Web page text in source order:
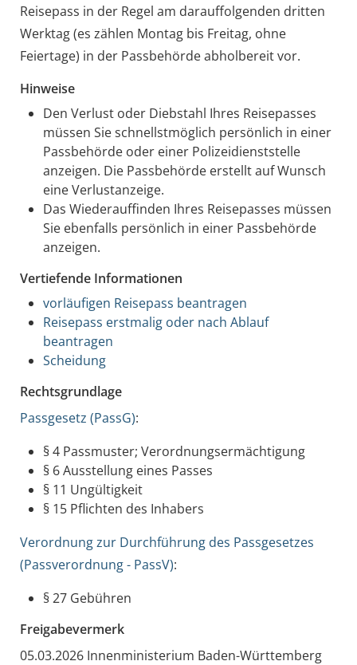
Reisepass in der Regel am darauffolgenden dritten
Werktag (es zählen Montag bis Freitag, ohne
Feiertage) in der Passbehörde abholbereit vor.
Hinweise
Den Verlust oder Diebstahl Ihres Reisepasses
müssen Sie schnellstmöglich persönlich in einer
Passbehörde oder einer Polizeidienststelle
anzeigen. Die Passbehörde erstellt auf Wunsch
eine Verlustanzeige.
Das Wiederauffinden Ihres Reisepasses müssen
Sie ebenfalls persönlich in einer Passbehörde
anzeigen.
Vertiefende Informationen
vorläufigen Reisepass beantragen
Reisepass erstmalig oder nach Ablauf
beantragen
Scheidung
Rechtsgrundlage
Passgesetz (PassG):
§ 4Passmuster; Verordnungsermächtigung
§ 6 Ausstellung eines Passes
§ 11 Ungültigkeit
§ 15 Pflichten des Inhabers
Verordnung zur Durchführung des Passgesetzes
(Passverordnung - PassV):
§ 27Gebühren
Freigabevermerk
05.03.2026Innenministerium Baden-Württemberg